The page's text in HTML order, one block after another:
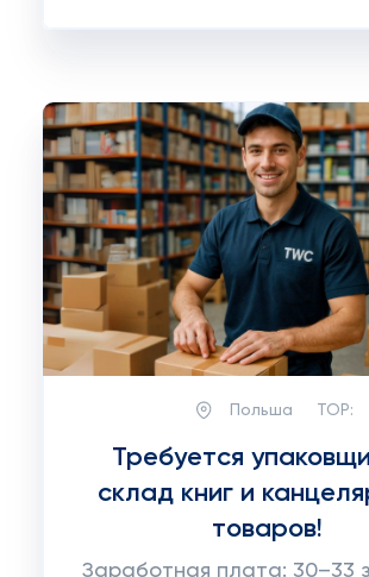
Польша TOP:
Требуется
склад книг и
товаров!
Заработная плата: 30–33